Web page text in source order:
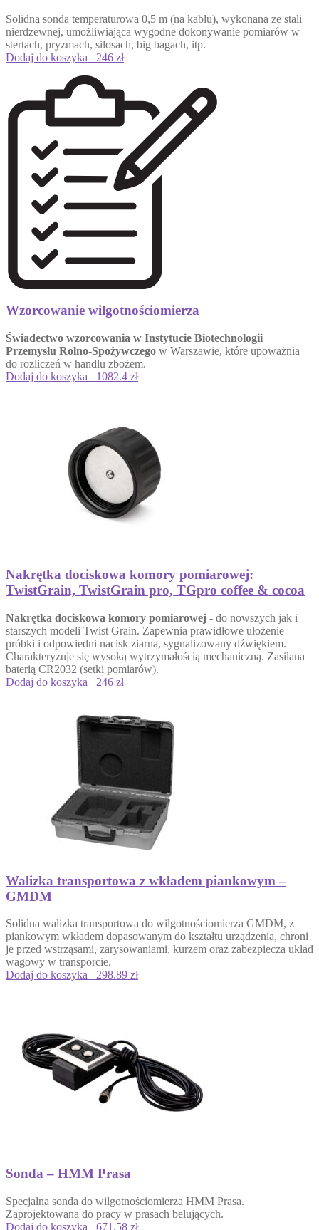
Solidna sonda temperaturowa 0,5 m (na kablu), wykonana ze stali
nierdzewnej, umożliwiająca wygodne dokonywanie pomiarów w
stertach, pryzmach, silosach, big bagach, itp.
Dodaj do koszyka
246 zł
Wzorcowanie wilgotnościomierza
Świadectwo wzorcowania w Instytucie Biotechnologii
Przemysłu Rolno-Spożywczego w Warszawie, które upoważnia
do rozliczeń w handlu zbożem.
Dodaj do koszyka
1082.4 zł
Nakrętka dociskowa komory pomiarowej:
TwistGrain, TwistGrain pro, TGpro coffee & cocoa
Nakrętka dociskowa komory pomiarowej - do nowszych jak i
starszych modeli Twist Grain. Zapewnia prawidłowe ułożenie
próbki i odpowiedni nacisk ziarna, sygnalizowany dźwiękiem.
Charakteryzuje się wysoką wytrzymałością mechaniczną. Zasilana
baterią CR2032 (setki pomiarów).
Dodaj do koszyka
246 zł
Walizka transportowa z wkładem piankowym –
GMDM
Solidna walizka transportowa do wilgotnościomierza GMDM, z
piankowym wkładem dopasowanym do kształtu urządzenia, chroni
je przed wstrząsami, zarysowaniami, kurzem oraz zabezpiecza układ
wagowy w transporcie.
Dodaj do koszyka
298.89 zł
Sonda – HMM Prasa
Specjalna sonda do wilgotnościomierza HMM Prasa.
Zaprojektowana do pracy w prasach belujących.
Dodaj do koszyka
671.58 zł